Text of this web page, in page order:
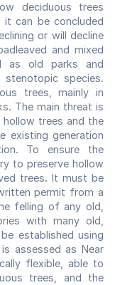
deciduous trees
can be concluded
or will decline
and mixed
as old parks and
stenotopic species.
trees, mainly in
The main threat is
trees and the
existing generation
To ensure the
to preserve hollow
trees. It must be
permit from a
felling of any old,
with many old,
established using
assessed as Near
flexible, able to
trees, and the